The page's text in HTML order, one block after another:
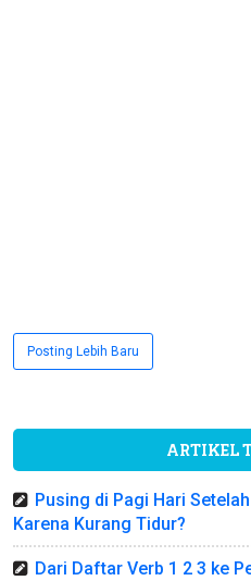
Posting Lebih Baru
ARTIKEL
Pusing di Pagi Hari
Karena Kurang Tidur?
Dari Daftar Verb 1 2 3 ke